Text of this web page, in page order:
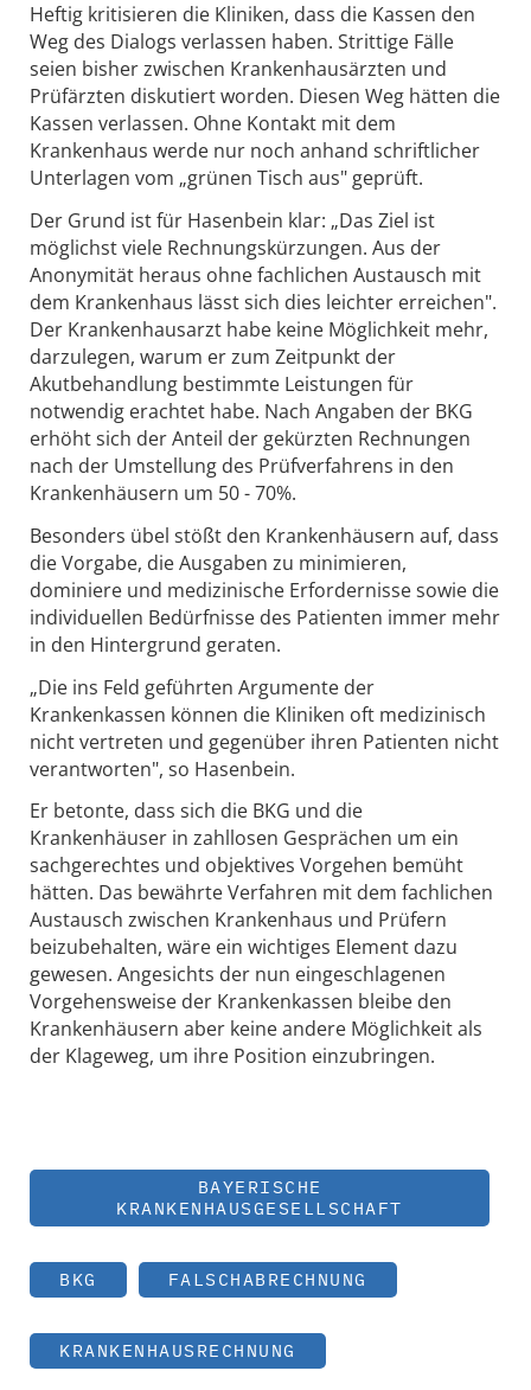
Heftig kritisieren die Kliniken, dass die Kassen den
Weg des Dialogs verlassen haben. Strittige Fälle
seien bisher zwischen Krankenhausärzten und
Prüfärzten diskutiert worden. Diesen Weg hätten die
Kassen verlassen. Ohne Kontakt mit dem
Krankenhaus werde nur noch anhand schriftlicher
Unterlagen vom „grünen Tisch aus" geprüft.
Der Grund ist für Hasenbein klar: „Das Ziel ist
möglichst viele Rechnungskürzungen. Aus der
Anonymität heraus ohne fachlichen Austausch mit
dem Krankenhaus lässt sich dies leichter erreichen".
Der Krankenhausarzt habe keine Möglichkeit mehr,
darzulegen, warum er zum Zeitpunkt der
Akutbehandlung bestimmte Leistungen für
notwendig erachtet habe. Nach Angaben der BKG
erhöht sich der Anteil der gekürzten Rechnungen
nach der Umstellung des Prüfverfahrens in den
Krankenhäusern um 50 - 70%.
Besonders übel stößt den Krankenhäusern auf, dass
die Vorgabe, die Ausgaben zu minimieren,
dominiere und medizinische Erfordernisse sowie die
individuellen Bedürfnisse des Patienten immer mehr
in den Hintergrund geraten.
„Die ins Feld geführten Argumente der
Krankenkassen können die Kliniken oft medizinisch
nicht vertreten und gegenüber ihren Patienten nicht
verantworten", so Hasenbein.
Er betonte, dass sich die BKG und die
Krankenhäuser in zahllosen Gesprächen um ein
sachgerechtes und objektives Vorgehen bemüht
hätten. Das bewährte Verfahren mit dem fachlichen
Austausch zwischen Krankenhaus und Prüfern
beizubehalten, wäre ein wichtiges Element dazu
gewesen. Angesichts der nun eingeschlagenen
Vorgehensweise der Krankenkassen bleibe den
Krankenhäusern aber keine andere Möglichkeit als
der Klageweg, um ihre Position einzubringen.
BAYERISCHE
KRANKENHAUSGESELLSCHAFT
BKG FALSCHABRECHNUNG
KRANKENHAUSRECHNUNG